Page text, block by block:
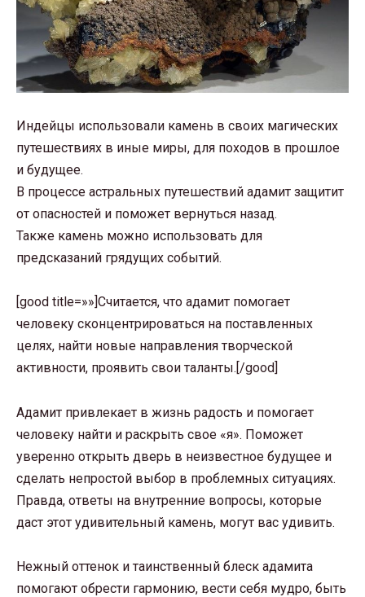
Индейцы использовали камень в своих магических
путешествиях в иные миры, для походов в прошлое
и будущее.
В процессе астральных путешествий адамит защитит
от опасностей и поможет вернуться назад.
Также камень можно использовать для
предсказаний грядущих событий.
[good title=»»]Считается, что адамит помогает
человеку сконцентрироваться на поставленных
целях, найти новые направления творческой
активности, проявить свои таланты.[/good]
Адамит привлекает в жизнь радость и помогает
человеку найти и раскрыть свое «я». Поможет
уверенно открыть дверь в неизвестное будущее и
сделать непростой выбор в проблемных ситуациях.
Правда, ответы на внутренние вопросы, которые
даст этот удивительный камень, могут вас удивить.
Нежный оттенок и таинственный блеск адамита
помогают обрести гармонию, вести себя мудро, быть